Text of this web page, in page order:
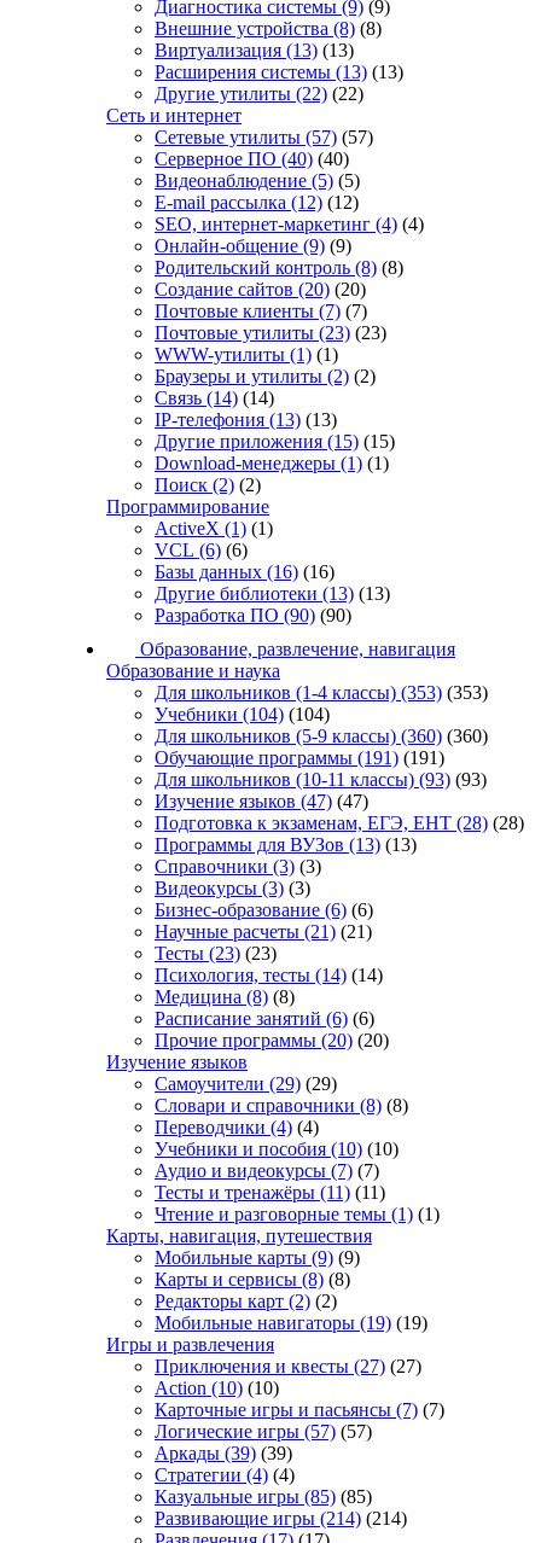
Диагностика системы (9) (9)
Внешние устройства (8) (8)
Виртуализация (13) (13)
Расширения системы (13) (13)
Другие утилиты (22) (22)
Сеть и интернет
Сетевые утилиты (57) (57)
Серверное ПО (40) (40)
Видеонаблюдение (5) (5)
E-mail рассылка (12) (12)
SEO, интернет-маркетинг (4) (4)
Онлайн-общение (9) (9)
Родительский контроль (8) (8)
Создание сайтов (20) (20)
Почтовые клиенты (7) (7)
Почтовые утилиты (23) (23)
WWW-утилиты (1) (1)
Браузеры и утилиты (2) (2)
Связь (14) (14)
IP-телефония (13) (13)
Другие приложения (15) (15)
Download-менеджеры (1) (1)
Поиск (2) (2)
Программирование
ActiveX (1) (1)
VCL (6) (6)
Базы данных (16) (16)
Другие библиотеки (13) (13)
Разработка ПО (90) (90)
Образование, развлечение, навигация
Образование и наука
Для школьников (1-4 классы) (353) (353)
Учебники (104) (104)
Для школьников (5-9 классы) (360) (360)
Обучающие программы (191) (191)
Для школьников (10-11 классы) (93) (93)
Изучение языков (47) (47)
Подготовка к экзаменам, ЕГЭ, ЕНТ (28) (28)
Программы для ВУЗов (13) (13)
Справочники (3) (3)
Видеокурсы (3) (3)
Бизнес-образование (6) (6)
Научные расчеты (21) (21)
Тесты (23) (23)
Психология, тесты (14) (14)
Медицина (8) (8)
Расписание занятий (6) (6)
Прочие программы (20) (20)
Изучение языков
Самоучители (29) (29)
Словари и справочники (8) (8)
Переводчики (4) (4)
Учебники и пособия (10) (10)
Аудио и видеокурсы (7) (7)
Тесты и тренажёры (11) (11)
Чтение и разговорные темы (1) (1)
Карты, навигация, путешествия
Мобильные карты (9) (9)
Карты и сервисы (8) (8)
Редакторы карт (2) (2)
Мобильные навигаторы (19) (19)
Игры и развлечения
Приключения и квесты (27) (27)
Action (10) (10)
Карточные игры и пасьянсы (7) (7)
Логические игры (57) (57)
Аркады (39) (39)
Стратегии (4) (4)
Казуальные игры (85) (85)
Развивающие игры (214) (214)